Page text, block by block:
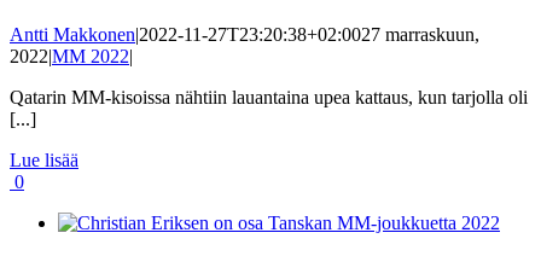
Antti Makkonen|2022-11-27T23:20:38+02:0027 marraskuun,
2022|MM 2022|
Qatarin MM-kisoissa nähtiin lauantaina upea kattaus, kun tarjolla oli
[...]
Lue lisää
0